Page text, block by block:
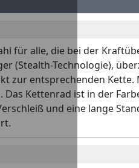
für alle, die bei der
(Stealth-Technologie),
zur entsprechenden
Das Kettenrad ist in der
und eine lange